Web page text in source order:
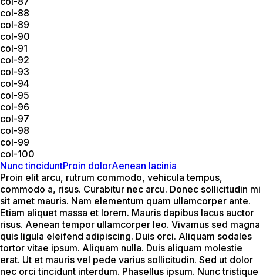
col-88
col-89
col-90
col-91
col-92
col-93
col-94
col-95
col-96
col-97
col-98
col-99
col-100
Nunc tinciduntProin dolorAenean lacinia
Proin elit arcu, rutrum commodo, vehicula tempus,
commodo a, risus. Curabitur nec arcu. Donec sollicitudin mi
sit amet mauris. Nam elementum quam ullamcorper ante.
Etiam aliquet massa et lorem. Mauris dapibus lacus auctor
risus. Aenean tempor ullamcorper leo. Vivamus sed magna
quis ligula eleifend adipiscing. Duis orci. Aliquam sodales
tortor vitae ipsum. Aliquam nulla. Duis aliquam molestie
erat. Ut et mauris vel pede varius sollicitudin. Sed ut dolor
nec orci tincidunt interdum. Phasellus ipsum. Nunc tristique